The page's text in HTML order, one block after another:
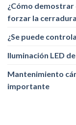
¿Cómo demostrar
forzar la
¿Se puede
Iluminación LED
Mantenimiento
importante